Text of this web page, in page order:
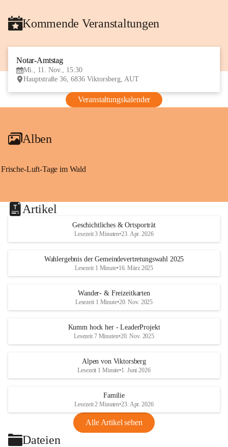
Kommende Veranstaltungen
Notar-Amtstag
Mi., 11. Nov., 15:30
Hauptstraße 36, 6836 Viktorsberg, AUT
Veranstaltungskalender
Alben
Frische-Luft-Tage im Wald
Artikel
Geschichtliches & Ortsporträt
Lesezeit 3 Minuten•23. Apr. 2026
Wahlergebnis der Gemeindevertretungswahl 2025
Lesezeit 1 Minute•16. März 2025
Wander- & Freizeitkarten
Lesezeit 1 Minute•20. Nov. 2025
Kumm hock her - LeaderProjekt
Lesezeit 7 Minuten•20. Nov. 2025
Alpen von Viktorsberg
Lesezeit 1 Minute•1. Juni 2026
Familie
Lesezeit 2 Minuten•23. Apr. 2026
Alle Artikel sehen
Dateien